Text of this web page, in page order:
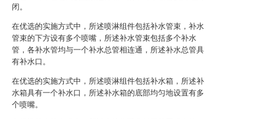
闭。
在优选的实施方式中，所述喷淋组件包括补水管束，补水
管束的下方设有多个喷嘴，所述补水管束包括多个补水
管，各补水管均与一个补水总管相连通，所述补水总管具
有补水口。
在优选的实施方式中，所述喷淋组件包括补水箱，所述补
水箱具有一个补水口，所述补水箱的底部均匀地设置有多
个喷嘴。